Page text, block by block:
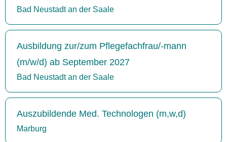
Bad Neustadt an der Saale
Ausbildung zur/zum Pflegefachfrau/-mann
(m/w/d) ab September 2027
Bad Neustadt an der Saale
Auszubildende Med. Technologen (m,w,d)
Marburg